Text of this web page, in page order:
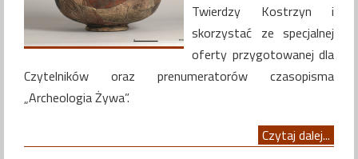
Twierdzy Kostrzyn i
skorzystać ze specjalnej
oferty przygotowanej dla
Czytelników oraz prenumeratorów czasopisma
„Archeologia Żywa”.
Czytaj dalej...